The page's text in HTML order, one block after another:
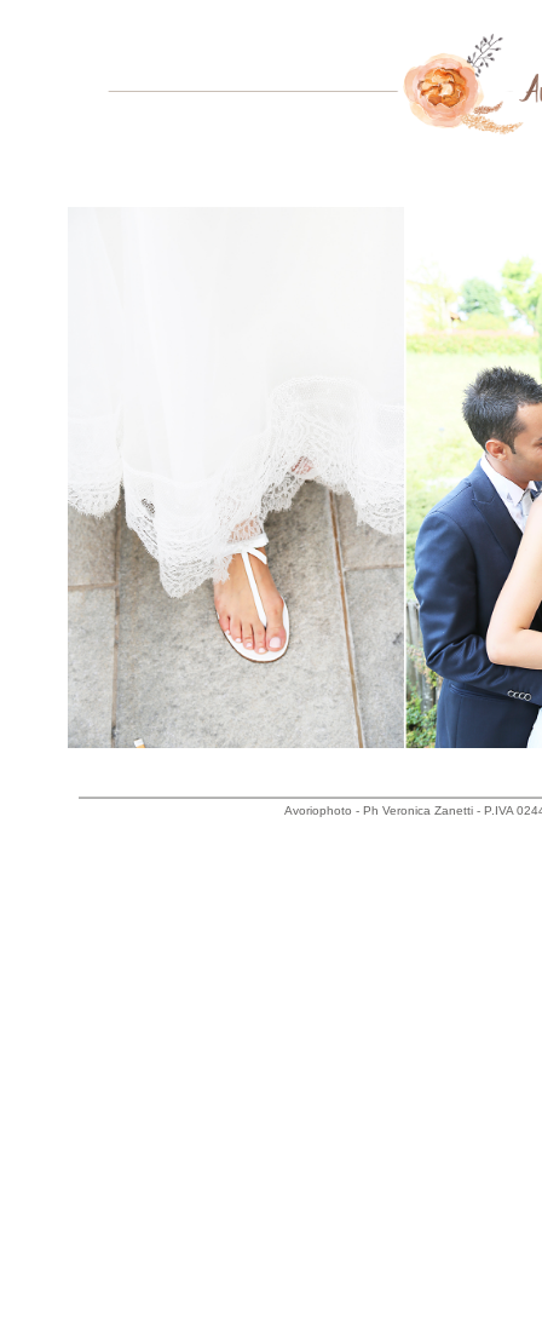
Avoriophoto - Ph Veronica Zanetti - P.IVA